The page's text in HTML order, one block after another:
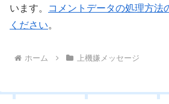
います。
コメントデータの処理方法
ください。
ホーム 上機嫌メッセージ